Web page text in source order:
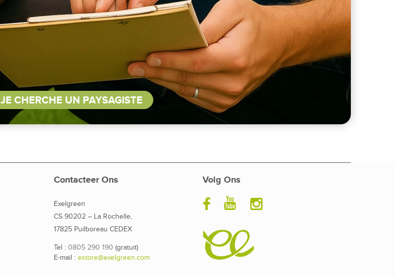
JE CHERCHE UN PAYSAGISTE
Contacteer Ons
Exelgreen
CS 90202 – La Rochelle,
17825 Puilboreau CEDEX
Tel : 0805 290 190 (gratuit)
E-mail : estore@exelgreen.com
Volg Ons